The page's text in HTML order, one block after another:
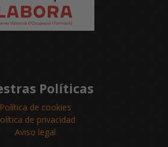
Políticas
Política de cookies
de privacidad
Aviso legal